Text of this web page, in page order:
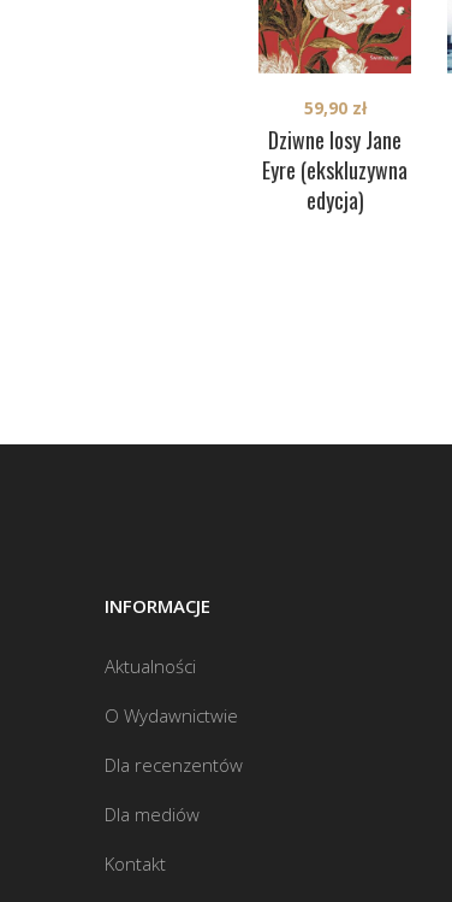
Dziwne losy Jane
Eyre (ekskluzywna
edycja)
59,90 zł
INFORMACJE
Aktualności
O Wydawnictwie
Dla recenzentów
Dla mediów
Kontakt